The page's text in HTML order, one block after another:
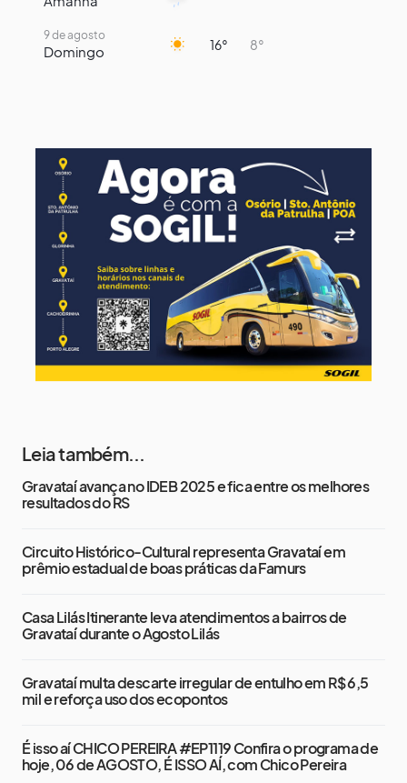
9 de agosto
Domingo 16° 8°
Terça-Feira 15° 8°
12 de agosto
Quarta-Feira 13° 12°
13 de agosto
Quinta-Feira 16° 13°
Leia também...
Gravataí avança no IDEB 2025 e fica entre os melhores
resultados do RS
Circuito Histórico-Cultural representa Gravataí em
prêmio estadual de boas práticas da Famurs
Casa Lilás Itinerante leva atendimentos a bairros de
Gravataí durante o Agosto Lilás
Gravataí multa descarte irregular de entulho em R$ 6,5
mil e reforça uso dos ecopontos
É isso aí CHICO PEREIRA #EP1119 Confira o programa de
hoje, 06 de AGOSTO, É ISSO AÍ, com Chico Pereira